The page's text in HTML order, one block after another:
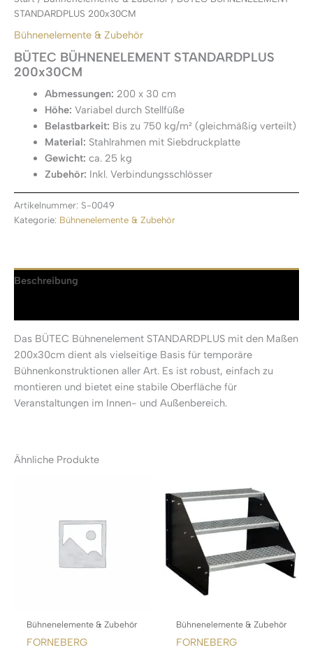
STANDARDPLUS 200x30CM
Bühnenelemente & Zubehör
BÜTEC BÜHNENELEMENT STANDARDPLUS
200x30CM
Abmessungen: 200 x 30 cm
Höhe: Variabel durch Stellfüße
Belastbarkeit: Bis zu 750 kg/m² (gleichmäßig verteilt)
Material: Stahlrahmen mit Siebdruckplatte
Gewicht: ca. 25 kg
Zubehör: Inkl. Verbindungsschlösser
Artikelnummer: S-0049
Kategorie: Bühnenelemente & Zubehör
Beschreibung
Das BÜTEC Bühnenelement STANDARDPLUS mit den Maßen
200x30cm dient als vielseitige Basis für temporäre
Bühnenkonstruktionen aller Art. Es ist robust, einfach zu
montieren und bietet eine stabile Oberfläche für
Veranstaltungen im Innen- und Außenbereich.
Ähnliche Produkte
Bühnenelemente & Zubehör
FORNEBERG
Bühnenelemente & Zubehör
FORNEBERG